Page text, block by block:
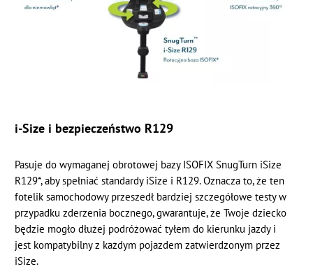
i-Size i bezpieczeństwo R129
Pasuje do wymaganej obrotowej bazy ISOFIX SnugTurn iSize
R129*, aby spełniać standardy iSize i R129. Oznacza to, że ten
fotelik samochodowy przeszedł bardziej szczegółowe testy w
przypadku zderzenia bocznego, gwarantuje, że Twoje dziecko
będzie mogło dłużej podróżować tyłem do kierunku jazdy i
jest kompatybilny z każdym pojazdem zatwierdzonym przez
iSize.